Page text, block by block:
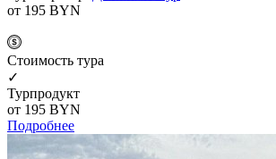
от 195 BYN
Cтоимость тура
✓
Турпродукт
от 195 BYN
Подробнее